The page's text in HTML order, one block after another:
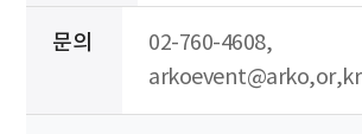
문의
02-760-4608,
arkoevent@arko,or,kr